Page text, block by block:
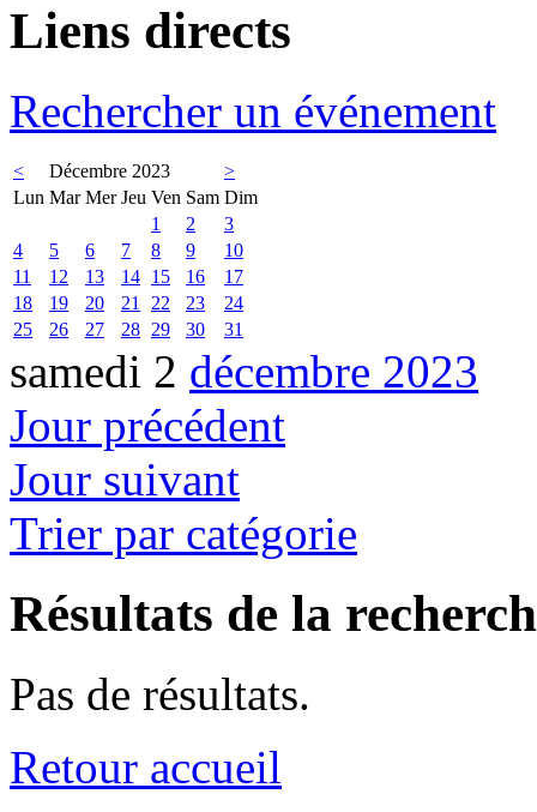
Liens directs
Rechercher un événement
< Décembre 2023
>
Lun Mar Mer Jeu Ven Sam Dim
1
2
3
4
5 6 7 8 9
10
11
12 13 14 15 16
17
18
19 20 21 22 23
24
25
26 27 28 29 30 31
samedi 2 décembre 2023
Jour précédent
Jour suivant
Trier par catégorie
Résultats de la
Pas de résultats.
Retour accueil